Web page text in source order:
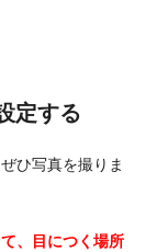
定する
ひ写真を撮りま
、目につく場所